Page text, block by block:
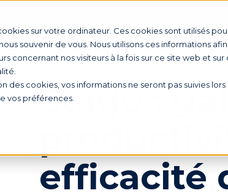
sur votre ordinateur. Ces cookies sont utilisés
souvenir de vous. Nous utilisons ces informations
concernant nos visiteurs à la fois sur ce site web et
des cookies, vos informations ne seront pas suivies
vos préférences.
Produit Votre rôle
Stago :
efficacité